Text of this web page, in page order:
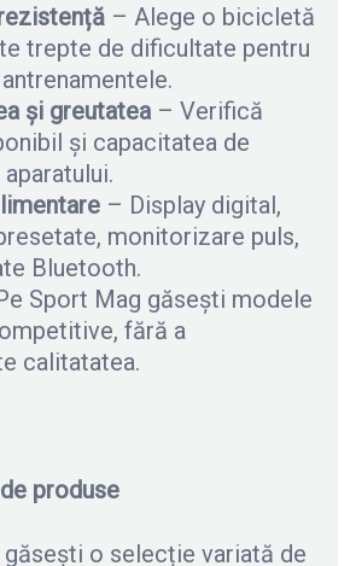
ță – Alege o bicicletă
trepte de dificultate pentru
și greutatea – Verifică
și capacitatea de
– Display digital,
monitorizare puls,
Bluetooth.
Sport Mag găsești modele
fără a
calitatatea.
produse
o selecție variată de